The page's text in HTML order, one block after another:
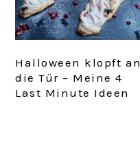
Halloween klopft an
die Tür – Meine 4
Last Minute Ideen